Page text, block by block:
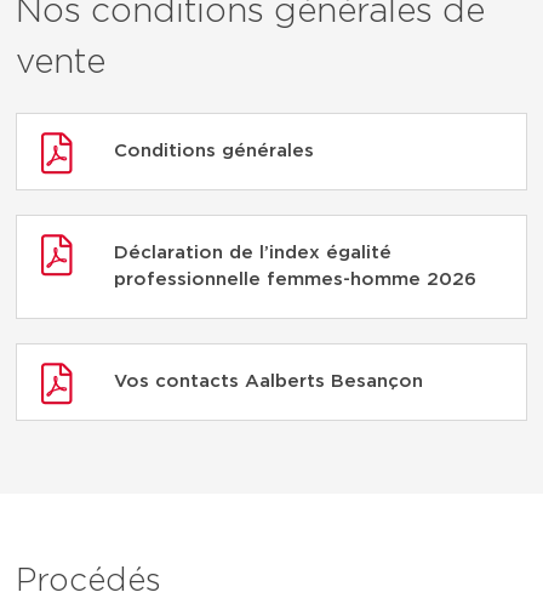
Nos conditions générales de
vente
Conditions générales
Déclaration de l’index égalité
professionnelle femmes-homme 2026
Vos contacts Aalberts Besançon
Procédés